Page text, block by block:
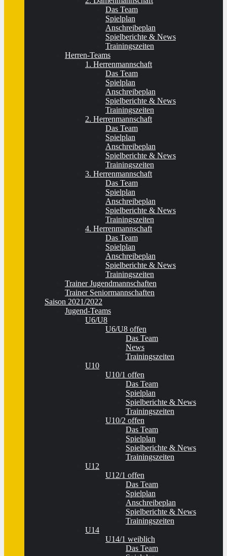
Das Team
Spielplan
Anschreibeplan
Spielberichte & News
Trainingszeiten
Herren-Teams
1. Herrenmannschaft
Das Team
Spielplan
Anschreibeplan
Spielberichte & News
Trainingszeiten
2. Herrenmannschaft
Das Team
Spielplan
Anschreibeplan
Spielberichte & News
Trainingszeiten
3. Herrenmannschaft
Das Team
Spielplan
Anschreibeplan
Spielberichte & News
Trainingszeiten
4. Herrenmannschaft
Das Team
Spielplan
Anschreibeplan
Spielberichte & News
Trainingszeiten
Trainer Jugendmannschaften
Trainer Seniormannschaften
Saison 2021/2022
Jugend-Teams
U6/U8
U6/U8 offen
Das Team
News
Trainingszeiten
U10
U10/1 offen
Das Team
Spielplan
Spielberichte & News
Trainingszeiten
U10/2 offen
Das Team
Spielplan
Spielberichte & News
Trainingszeiten
U12
U12/1 offen
Das Team
Spielplan
Anschreibeplan
Spielberichte & News
Trainingszeiten
U14
U14/1 weiblich
Das Team